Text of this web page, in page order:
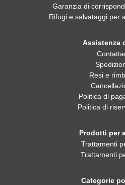
Garanzia di
Rifugi e salvataggi per
Assistenza
Resi e
Politica di
Politica di
Prodotti per
Trattamenti
Trattamenti
Categorie